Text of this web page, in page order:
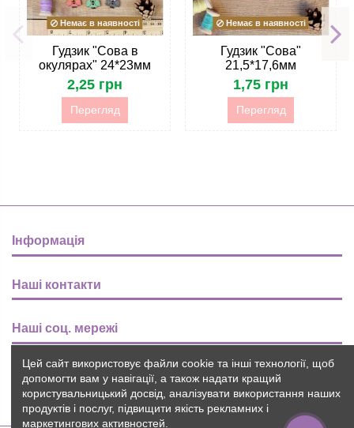
Немає в наявності
Гудзик "Сова в
окулярах" 24*23мм
2,25 грн
Перегляд
Немає в наявності
Гудзик "Сова"
21,5*17,6мм
1,75 грн
Перегляд
Інформація
Наші контакти
Наші соц. мережі
Розсилка
Цей сайт використовує файли cookie та інші технології, щоб
допомогти вам у навігації, а також надати кращий
користувальницький досвід, аналізувати використання наших
продуктів і послуг, підвищити якість рекламних і
маркетингових активностей.